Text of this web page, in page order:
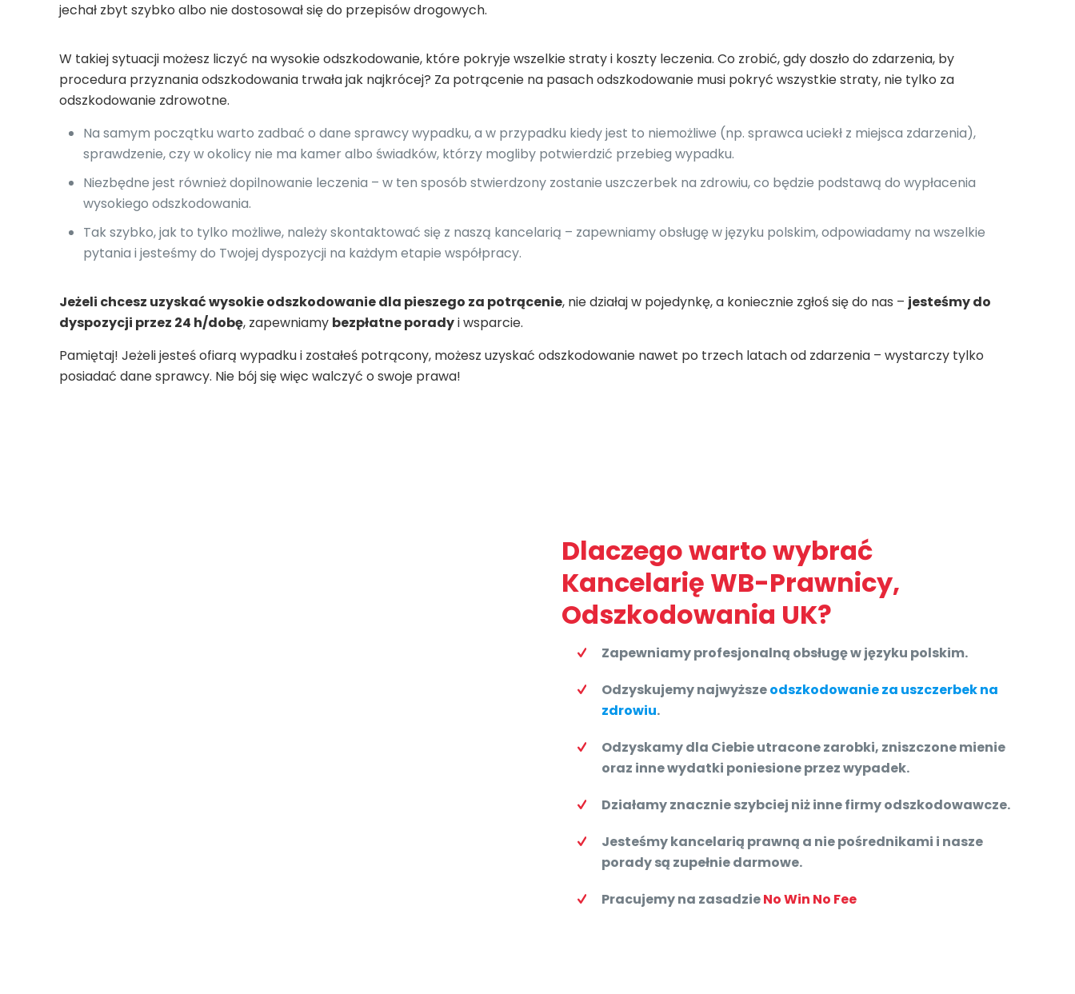
jechał zbyt szybko albo nie dostosował się do przepisów drogowych.
W takiej sytuacji możesz liczyć na wysokie odszkodowanie, które pokryje wszelkie straty i koszty leczenia. Co zrobić, gdy doszło do zdarzenia, by
procedura przyznania odszkodowania trwała jak najkrócej? Za potrącenie na pasach odszkodowanie musi pokryć wszystkie straty, nie tylko za
odszkodowanie zdrowotne.
Na samym początku warto zadbać o dane sprawcy wypadku, a w przypadku kiedy jest to niemożliwe (np. sprawca uciekł z miejsca zdarzenia),
sprawdzenie, czy w okolicy nie ma kamer albo świadków, którzy mogliby potwierdzić przebieg wypadku.
Niezbędne jest również dopilnowanie leczenia – w ten sposób stwierdzony zostanie uszczerbek na zdrowiu, co będzie podstawą do wypłacenia
wysokiego odszkodowania.
Tak szybko, jak to tylko możliwe, należy skontaktować się z naszą kancelarią – zapewniamy obsługę w języku polskim, odpowiadamy na wszelkie
pytania i jesteśmy do Twojej dyspozycji na każdym etapie współpracy.
Jeżeli chcesz uzyskać wysokie odszkodowanie dla pieszego za potrącenie, nie działaj w pojedynkę, a koniecznie zgłoś się do nas – jesteśmy do
dyspozycji przez 24 h/dobę, zapewniamy bezpłatne poradyi wsparcie.
Pamiętaj! Jeżeli jesteś ofiarą wypadku i zostałeś potrącony, możesz uzyskać odszkodowanie nawet po trzech latach od zdarzenia – wystarczy tylko
posiadać dane sprawcy. Nie bój się więc walczyć o swoje prawa!
Dlaczego warto wybrać
Kancelarię WB-Prawnicy,
Odszkodowania UK?
Zapewniamy profesjonalną obsługę w języku polskim.
Odzyskujemy najwyższeodszkodowanie za uszczerbek na
zdrowiu.
Odzyskamy dla Ciebie utracone zarobki, zniszczone mienie
oraz inne wydatki poniesione przez wypadek.
Działamy znacznie szybciej niż inne firmy odszkodowawcze.
Jesteśmy kancelarią prawną a nie pośrednikami i nasze
porady są zupełnie darmowe.
Pracujemy na zasadzieNo Win No Fee